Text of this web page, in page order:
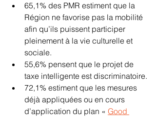
65,1% des PMR estiment que la
Région ne favorise pas la mobilité
afin qu’ils puissent participer
pleinement à la vie culturelle et
sociale.
55,6% pensent que le projet de
taxe intelligente est discriminatoire.
72,1% estiment que les mesures
déjà appliquées ou en cours
d’application du plan « Good